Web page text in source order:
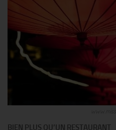
BIEN PLUS QU’UN RESTAURANT